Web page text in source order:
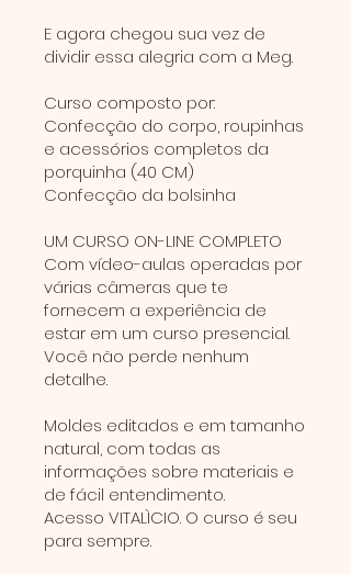
E agora chegou sua vez de
dividir essa alegria com a Meg.
Curso composto por:
Confecção do corpo, roupinhas
e acessórios completos da
porquinha (40 CM)
Confecção da bolsinha
UM CURSO ON-LINE COMPLETO
Com vídeo-aulas operadas por
várias câmeras que te
fornecem a experiência de
estar em um curso presencial.
Você não perde nenhum
detalhe.
Moldes editados e em tamanho
natural, com todas as
informações sobre materiais e
de fácil entendimento.
Acesso VITALÌCIO. O curso é seu
para sempre.